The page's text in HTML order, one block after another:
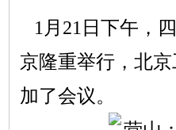
1月21日下午，
京隆重举行，北
加了会议。